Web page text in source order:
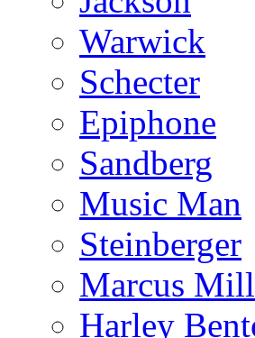
Warwick
Schecter
Epiphone
Sandberg
Music Man
Steinberger
Marcus
Harley